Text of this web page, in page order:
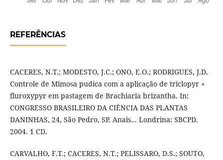
REFERÊNCIAS
CACERES, N.T.; MODESTO, J.C.; ONO, E.O.; RODRIGUES, J.D.
Controle de Mimosa pudica com a aplicação de triclopyr +
fluroxypyr em pastagem de Brachiaria brizantha. In:
CONGRESSO BRASILEIRO DA CIÊNCIA DAS PLANTAS
DANINHAS, 24, São Pedro, SP. Anais... Londrina: SBCPD.
2004. 1 CD.
CARVALHO, F.T.; CACERES, N.T.; PELISSARO, D.S.; SOUTO,